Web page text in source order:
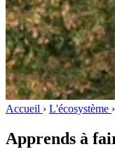
Accueil › L'écosystème ›
Apprends à